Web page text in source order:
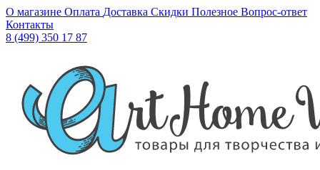
О магазине Оплата Доставка Скидки Полезное Вопрос-ответ
Контакты
8 (499) 350 17 87